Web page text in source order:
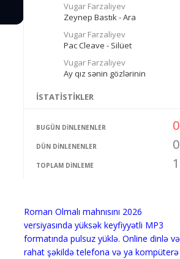
Vugar Farzaliyev
Zeynep Bastık - Ara
Vugar Farzaliyev
Pac Cleave - Silüet
Vugar Farzaliyev
Ay qız sənin gözlərinin
İSTATISTIKLER
BUGÜN DINLENENLER 0
DÜN DINLENENLER 0
TOPLAM DINLEME 1
Roman Olmalı mahnısını 2026
versiyasında yüksək keyfiyyətli MP3
formatında pulsuz yüklə. Online dinlə və
rahat şəkildə telefona və ya kompüterə